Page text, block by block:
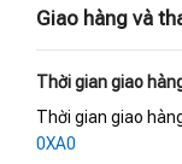
Giao hàng và
Thời gian giao
Thời gian giao
0XA0